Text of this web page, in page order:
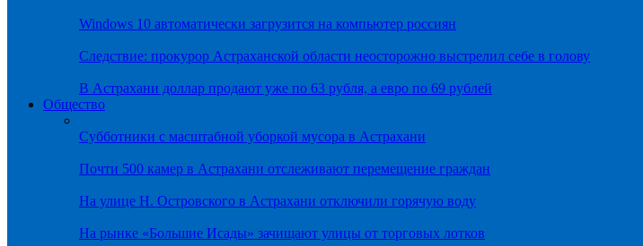
Windows 10 автоматически загрузится на компьютер россиян
Следствие: прокурор Астраханской области неосторожно выстрелил себе в голову
В Астрахани доллар продают уже по 63 рубля, а евро по 69 рублей
Общество
Субботники с масштабной уборкой мусора в Астрахани
Почти 500 камер в Астрахани отслеживают перемещение граждан
На улице Н. Островского в Астрахани отключили горячую воду
На рынке «Большие Исады» зачищают улицы от торговых лотков